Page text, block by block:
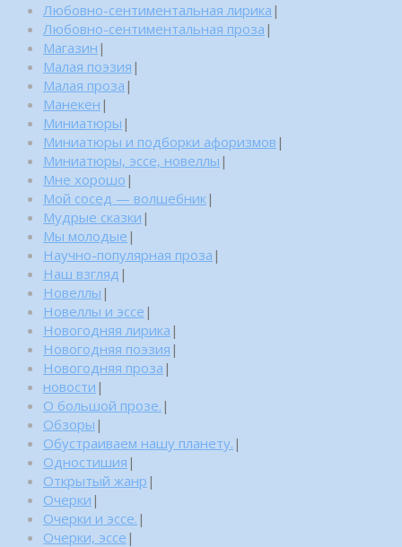
Любовно-сентиментальная лирика |
Любовно-сентиментальная проза |
Магазин |
Малая поэзия |
Малая проза |
Манекен |
Миниатюры |
Миниатюры и подборки афоризмов |
Миниатюры, эссе, новеллы |
Мне хорошо |
Мой сосед — волшебник|
Мудрые сказки |
Мы молодые |
Научно-популярная проза |
Наш взгляд |
Новеллы |
Новеллы и эссе |
Новогодняя лирика |
Новогодняя поэзия |
Новогодняя проза |
новости |
О большой прозе. |
Обзоры |
Обустраиваем нашу планету. |
Одностишия |
Открытый жанр |
Очерки |
Очерки и эссе. |
Очерки, эссе |